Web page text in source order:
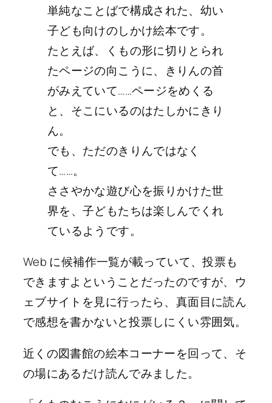
単純なことばで構成された、幼い
子ども向けのしかけ絵本です。
たとえば、くもの形に切りとられ
たページの向こうに、きりんの首
がみえていて……ページをめくる
と、そこにいるのはたしかにきり
ん。
でも、ただのきりんではなく
て……。
ささやかな遊び心を振りかけた世
界を、子どもたちは楽しんでくれ
ているようです。
Web に候補作一覧が載っていて、投票も
できますよということだったのですが、ウ
ェブサイトを見に行ったら、真面目に読ん
で感想を書かないと投票しにくい雰囲気。
近くの図書館の絵本コーナーを回って、そ
の場にあるだけ読んでみました。